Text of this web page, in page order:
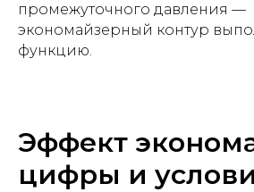
промежуточного давления —
экономайзерный контур
функцию.
Эффект
цифры и